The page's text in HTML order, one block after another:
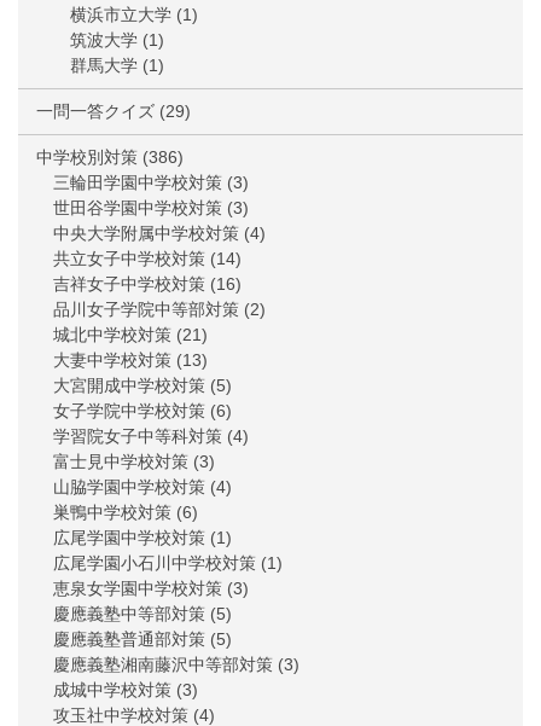
横浜市立大学 (1)
筑波大学 (1)
群馬大学 (1)
一問一答クイズ (29)
中学校別対策 (386)
三輪田学園中学校対策 (3)
世田谷学園中学校対策 (3)
中央大学附属中学校対策 (4)
共立女子中学校対策 (14)
吉祥女子中学校対策 (16)
品川女子学院中等部対策 (2)
城北中学校対策 (21)
大妻中学校対策 (13)
大宮開成中学校対策 (5)
女子学院中学校対策 (6)
学習院女子中等科対策 (4)
富士見中学校対策 (3)
山脇学園中学校対策 (4)
巣鴨中学校対策 (6)
広尾学園中学校対策 (1)
広尾学園小石川中学校対策 (1)
恵泉女学園中学校対策 (3)
慶應義塾中等部対策 (5)
慶應義塾普通部対策 (5)
慶應義塾湘南藤沢中等部対策 (3)
成城中学校対策 (3)
攻玉社中学校対策 (4)